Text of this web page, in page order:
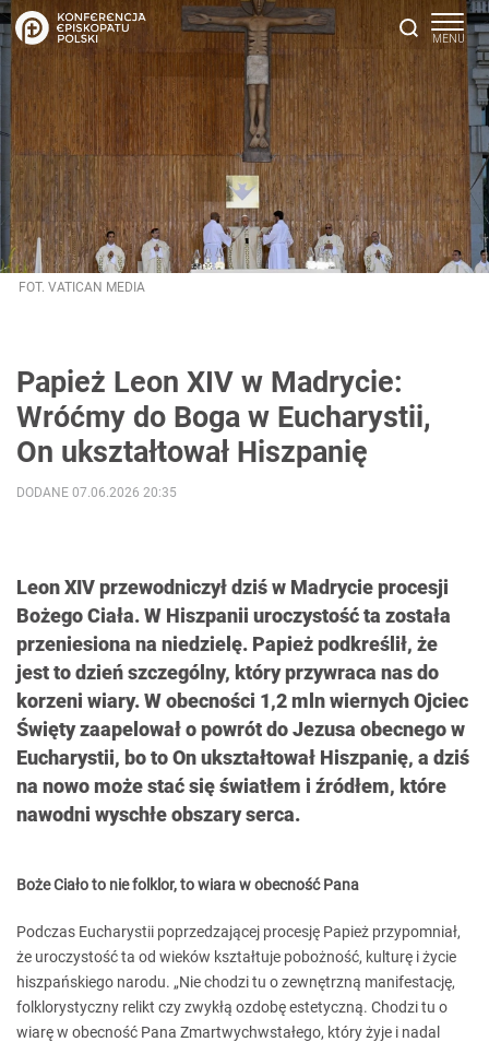
FOT. VATICAN MEDIA
Papież Leon XIV w Madrycie:
Wróćmy do Boga w Eucharystii,
On ukształtował Hiszpanię
Leon XIV przewodniczył dziś w Madrycie procesji
Bożego Ciała. W Hiszpanii uroczystość ta została
przeniesiona na niedzielę. Papież podkreślił, że
jest to dzień szczególny, który przywraca nas do
korzeni wiary. W obecności 1,2 mln wiernych Ojciec
Święty zaapelował o powrót do Jezusa obecnego w
Eucharystii, bo to On ukształtował Hiszpanię, a dziś
na nowo może stać się światłem i źródłem, które
nawodni wyschłe obszary serca.
DODANE 07.06.2026 20:35
Boże Ciało to nie folklor, to wiara w obecność Pana
Podczas Eucharystii poprzedzającej procesję Papież przypomniał,
że uroczystość ta od wieków kształtuje pobożność, kulturę i życie
hiszpańskiego narodu. „Nie chodzi tu o zewnętrzną manifestację,
folklorystyczny relikt czy zwykłą ozdobę estetyczną. Chodzi tu o
wiarę w obecność Pana Zmartwychwstałego, który żyje i nadal